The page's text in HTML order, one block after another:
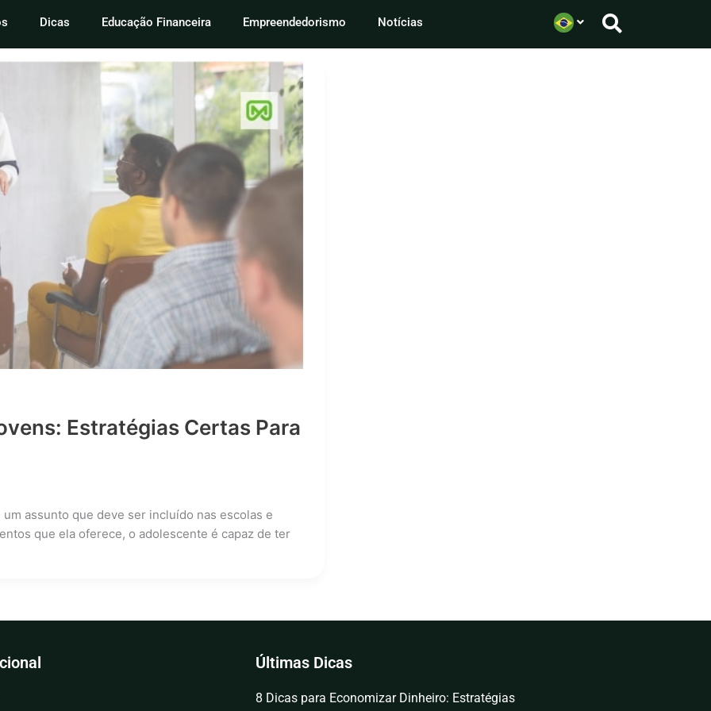
Dicas Educação Financeira Empreendedorismo Notícias
Estratégias Certas Para
assunto que deve ser incluído nas escolas e
que ela oferece, o adolescente é capaz de ter
Últimas Dicas
8 Dicas para Economizar Dinheiro: Estratégias